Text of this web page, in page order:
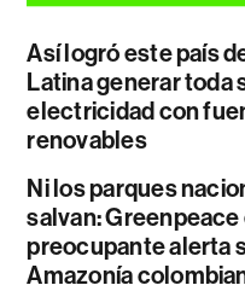
Así logró este país
Latina generar toda
electricidad con
renovables
Ni los parques
salvan:
preocupante alerta
Amazonía